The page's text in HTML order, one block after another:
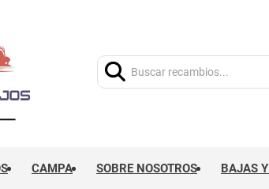
CAMPA SOBRE NOSOTROS BAJAS